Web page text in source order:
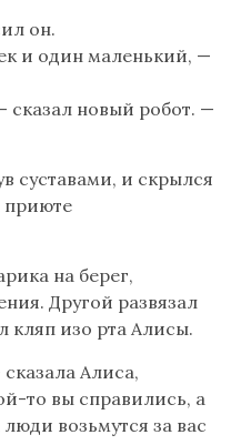
он.
и один маленький, —
сказал новый робот. —
суставами, и скрылся
приюте
на берег,
Другой развязал
кляп изо рта Алисы.
Алиса,
то вы справились, а
возьмутся за вас